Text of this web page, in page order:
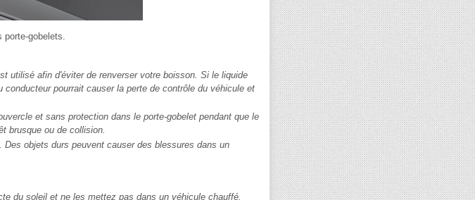
porte-gobelets.
utilisé afin d'éviter de renverser votre boisson. Si le liquide
pourrait causer la perte de contrôle du véhicule et
et sans protection dans le porte-gobelet pendant que le
brusque ou de collision.
objets durs peuvent causer des blessures dans un
du soleil et ne les mettez pas dans un véhicule chauffé.